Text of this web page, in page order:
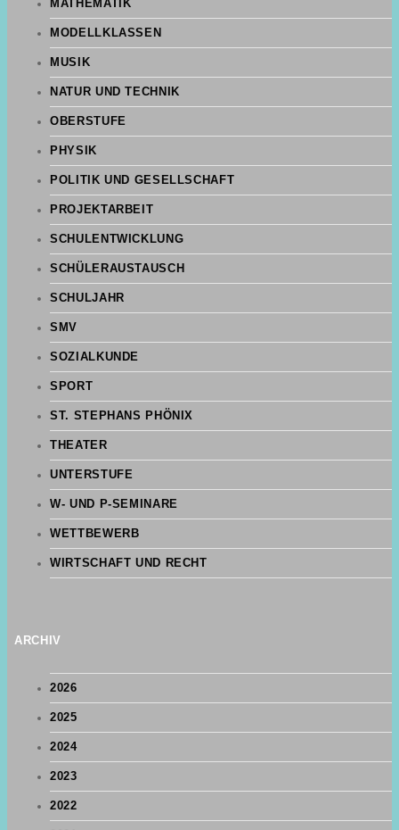
MATHEMATIK
MODELLKLASSEN
MUSIK
NATUR UND TECHNIK
OBERSTUFE
PHYSIK
POLITIK UND GESELLSCHAFT
PROJEKTARBEIT
SCHULENTWICKLUNG
SCHÜLERAUSTAUSCH
SCHULJAHR
SMV
SOZIALKUNDE
SPORT
ST. STEPHANS PHÖNIX
THEATER
UNTERSTUFE
W- UND P-SEMINARE
WETTBEWERB
WIRTSCHAFT UND RECHT
ARCHIV
2026
2025
2024
2023
2022